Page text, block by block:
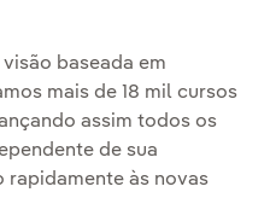
baseada em
mais de 18 mil cursos
assim todos os
de sua
rapidamente às novas